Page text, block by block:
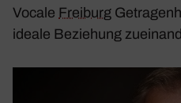
Vocale Frei­burg
ideale Bezie­hung